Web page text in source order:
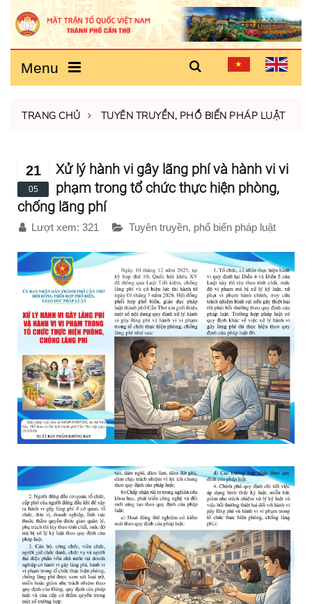
Menu
TRANG CHỦ TUYÊN TRUYỀN, PHỔ BIẾN PHÁP LUẬT
21
05
Xử lý hành vi gây lãng phí và hành vi vi
phạm trong tổ chức thực hiện phòng,
chống lãng phí
Lượt xem: 321 Tuyên truyền, phổ biến pháp luật